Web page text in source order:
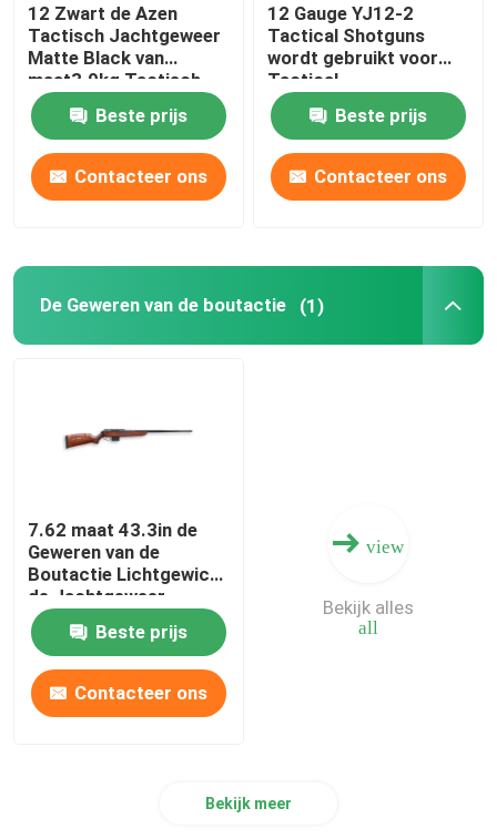
De Geweren van de boutactie
Semi Automatische Geweren
Jachtgeweren over en onder
Kanonoptica
12 Zwart de Azen
Tactisch Jachtgeweer
Matte Black van
maat3.9kg Tactisch
Jachtgeweren
Beste prijs
Contacteer ons
12 Gauge YJ12-2
Tactical Shotguns
wordt gebruikt voor
Tactical
Beste prijs
Contacteer ons
De Geweren van de boutactie (1)
7.62 maat 43.3in de
Geweren van de
Boutactie Lichtgewicht
de Jachtgeweer
Beste prijs
Contacteer ons
view
all
Bekijk alles
Bekijk meer